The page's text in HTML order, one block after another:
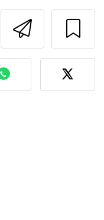
Invia
la
l'autore
di